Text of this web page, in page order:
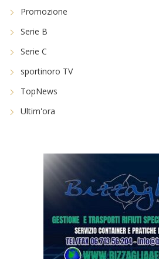
Promozione
Serie B
Serie C
sportinoro TV
TopNews
Ultim'ora